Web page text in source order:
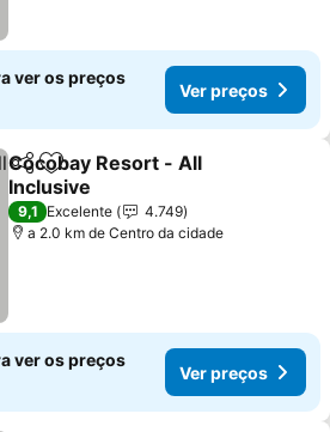
ver os preços
Ver preços
PartilharAdicionar aos favoritos
Cocobay Resort - All
Inclusive
Ver preços
9,1 Excelente
4.749
a 2.0 km de Centro da cidade
ver os preços
Ver preços